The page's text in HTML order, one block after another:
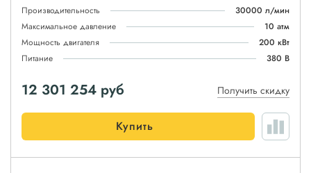
Производительность
30000 л/мин
Максимальное давление
10 атм
Мощность двигателя
200 кВт
Питание
380 В
12 301 254 руб Получить скидку
Купить